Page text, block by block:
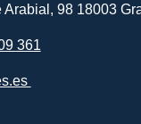
Arabial, 98 18003
361